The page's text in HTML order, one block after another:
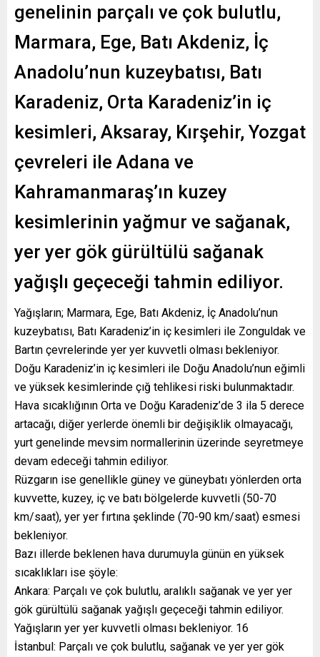
genelinin parçalı ve çok bulutlu,
Marmara, Ege, Batı Akdeniz, İç
Anadolu’nun kuzeybatısı, Batı
Karadeniz, Orta Karadeniz’in iç
kesimleri, Aksaray, Kırşehir, Yozgat
çevreleri ile Adana ve
Kahramanmaraş’ın kuzey
kesimlerinin yağmur ve sağanak,
yer yer gök gürültülü sağanak
yağışlı geçeceği tahmin ediliyor.
Yağışların; Marmara, Ege, Batı Akdeniz, İç Anadolu’nun
kuzeybatısı, Batı Karadeniz’in iç kesimleri ile Zonguldak ve
Bartın çevrelerinde yer yer kuvvetli olması bekleniyor.
Doğu Karadeniz’in iç kesimleri ile Doğu Anadolu’nun eğimli
ve yüksek kesimlerinde çığ tehlikesi riski bulunmaktadır.
Hava sıcaklığının Orta ve Doğu Karadeniz’de 3 ila 5 derece
artacağı, diğer yerlerde önemli bir değişiklik olmayacağı,
yurt genelinde mevsim normallerinin üzerinde seyretmeye
devam edeceği tahmin ediliyor.
Rüzgarın ise genellikle güney ve güneybatı yönlerden orta
kuvvette, kuzey, iç ve batı bölgelerde kuvvetli (50-70
km/saat), yer yer fırtına şeklinde (70-90 km/saat) esmesi
bekleniyor.
Bazı illerde beklenen hava durumuyla günün en yüksek
sıcaklıkları ise şöyle:
Ankara: Parçalı ve çok bulutlu, aralıklı sağanak ve yer yer
gök gürültülü sağanak yağışlı geçeceği tahmin ediliyor.
Yağışların yer yer kuvvetli olması bekleniyor. 16
İstanbul: Parçalı ve çok bulutlu, sağanak ve yer yer gök